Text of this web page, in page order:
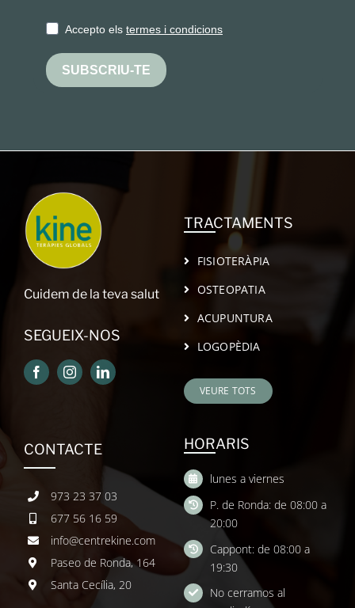
Accepto els termes i condicions
SUBSCRIU-TE
Cuidem de la teva salut
SEGUEIX-NOS
TRACTAMENTS
FISIOTERÀPIA
OSTEOPATIA
ACUPUNTURA
LOGOPÈDIA
VEURE TOTS
CONTACTE
973 23 37 03
677 56 16 59
info@centrekine.com
Paseo de Ronda, 164
Santa Cecília, 20
HORARIS
lunes a viernes
P. de Ronda: de 08:00 a
20:00
Cappont: de 08:00 a
19:30
No cerramos al